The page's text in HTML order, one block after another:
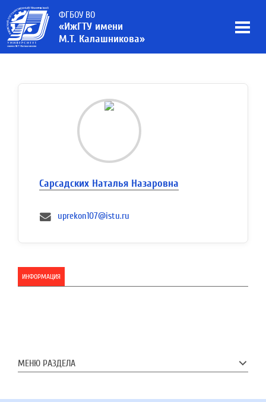
ФГБОУ ВО
«ИжГТУ имени
М.Т. Калашникова»
Сарсадских Наталья Назаровна
uprekon107@istu.ru
ИНФОРМАЦИЯ
МЕНЮ РАЗДЕЛА